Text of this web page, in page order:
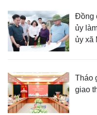
Đồng
ủy
ủy xã
Tháo
giao